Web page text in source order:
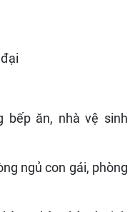
bếp ăn, nhà vệ sinh
ngủ con gái, phòng